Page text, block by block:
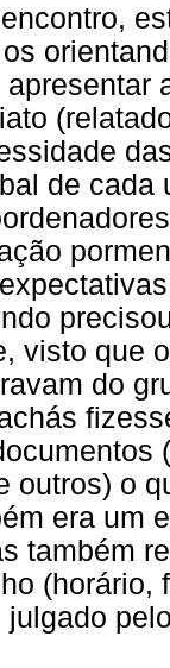
de
visto que
do
outros) o
era um
também